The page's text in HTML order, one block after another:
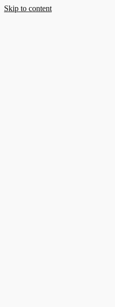
Skip to content